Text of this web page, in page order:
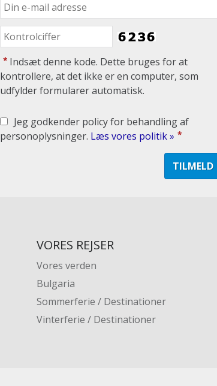
* Indsæt denne kode. Dette bruges for at
kontrollere, at det ikke er en computer, som
udfylder formularer automatisk.
Jeg godkender policy for behandling af
personoplysninger. Læs vores politik » *
VORES REJSER
Vores verden
Bulgaria
Sommerferie / Destinationer
Vinterferie / Destinationer